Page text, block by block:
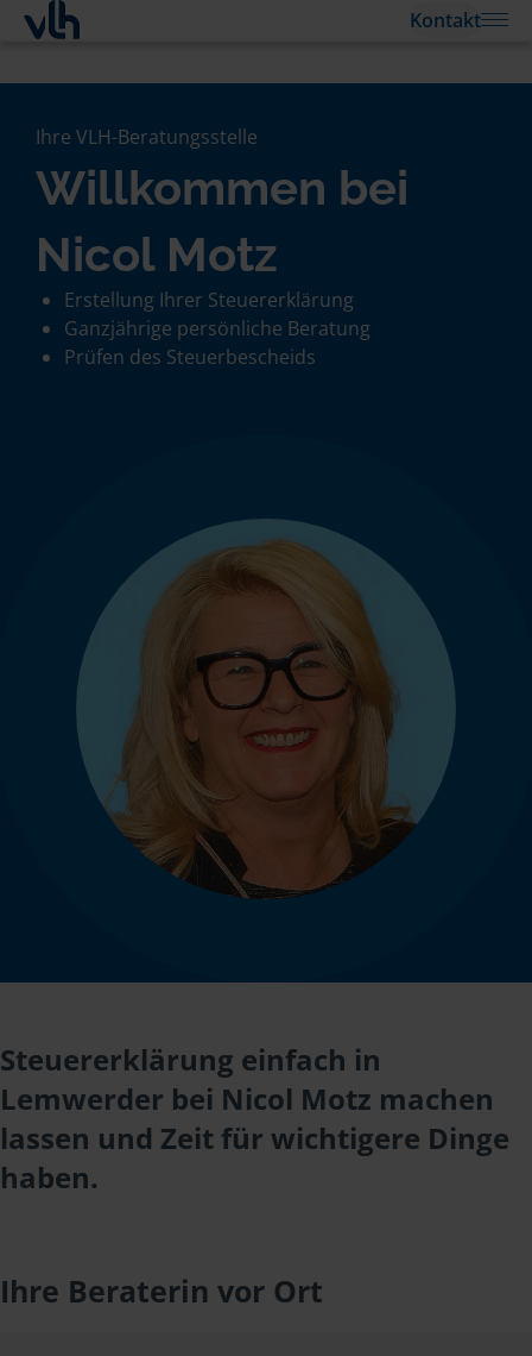
Kontakt
Ihre VLH-Beratungsstelle
Willkommen bei
Nicol Motz
Erstellung Ihrer Steuererklärung
Ganzjährige persönliche Beratung
Prüfen des Steuerbescheids
Steuererklärung einfach in
Lemwerder bei Nicol Motz machen
lassen und Zeit für wichtigere Dinge
haben.
Ihre Beraterin vor Ort